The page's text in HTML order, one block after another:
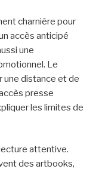
charnière pour
accès anticipé
une
Le
distance et de
presse
les limites de
attentive.
des artbooks,